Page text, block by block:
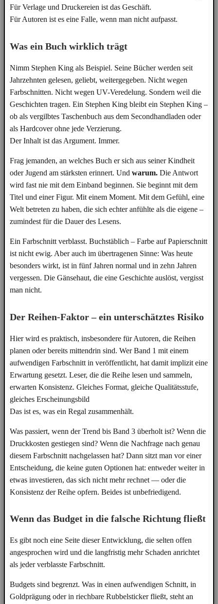
Für Verlage und Druckereien ist das Geschäft.
Für Autoren ist es eine Falle, wenn man nicht aufpasst.
Was ein Buch wirklich trägt
Nimm Stephen King als Beispiel. Seine Bücher werden seit
Jahrzehnten gelesen, geliebt, weitergegeben. Nicht wegen
Farbschnitten. Nicht wegen UV-Veredelung. Sondern weil die
Geschichten tragen. Ein Stephen King bleibt ein Stephen King –
ob als vergilbtes Taschenbuch aus dem Secondhandladen oder
als Hardcover ohne jede Verzierung.
Der Inhalt ist das Argument. Immer.
Frag jemanden, an welches Buch er sich aus seiner Kindheit
oder Jugend am stärksten erinnert. Und warum. Die Antwort
wird fast nie mit dem Einband beginnen. Sie beginnt mit dem
Titel und einer Figur. Mit einem Moment. Mit dem Gefühl, eine
Welt betreten zu haben, die sich echter anfühlte als die eigene –
zumindest für die Dauer des Lesens.
Ein Farbschnitt verblasst. Buchstäblich – Farbe auf Papierschnitt
ist nicht ewig. Aber auch im übertragenen Sinne: Was heute
besonders wirkt, ist in fünf Jahren normal und in zehn Jahren
vergessen. Die Gänsehaut, die eine Geschichte auslöst, vergisst
man nicht.
Der Reihen-Faktor – ein unterschätztes Risiko
Hier wird es praktisch, insbesondere für Autoren, die Reihen
planen oder bereits mittendrin sind. Wer Band 1 mit einem
aufwendigen Farbschnitt in veröffentlicht, hat damit implizit eine
Erwartung gesetzt. Leser, die die Reihe lesen und sammeln,
erwarten Konsistenz. Gleiches Format, gleiche Qualitätsstufe,
gleiches Erscheinungsbild
Das ist es, was ein Regal zusammenhält.
Was passiert, wenn der Trend bis Band 3 überholt ist? Wenn die
Druckkosten gestiegen sind? Wenn die Nachfrage nach genau
diesem Farbschnitt nachgelassen hat? Dann sitzt man vor einer
Entscheidung, die keine guten Optionen hat: entweder weiter in
etwas investieren, das sich nicht mehr rechnet — oder die
Konsistenz der Reihe opfern. Beides ist unbefriedigend.
Wenn das Budget in die falsche Richtung fließt
Es gibt noch eine Seite dieser Entwicklung, die selten offen
angesprochen wird und die langfristig mehr Schaden anrichtet
als jeder verblasste Farbschnitt.
Budgets sind begrenzt. Was in einen aufwendigen Schnitt, in
Goldprägung oder in riechbare Rubbelsticker fließt, steht an